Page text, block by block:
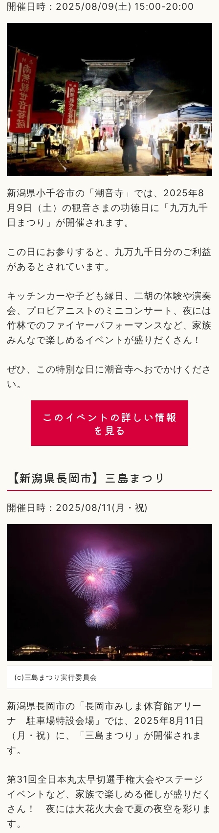
開催日時：2025/08/09(土) 15:00-20:00
新潟県小千谷市の「潮音寺」では、2025年8
月9日（土）の観音さまの功徳日に「九万九千
日まつり」が開催されます。
この日にお参りすると、九万九千日分のご利益
があるとされています。
キッチンカーや子ども縁日、二胡の体験や演奏
会、プロピアニストのミニコンサート、夜には
竹林でのファイヤーパフォーマンスなど、家族
みんなで楽しめるイベントが盛りだくさん！
ぜひ、この特別な日に潮音寺へおでかけくださ
い。
このイベントの詳しい情報
を見る
【新潟県長岡市】三島まつり
開催日時：2025/08/11(月・祝)
(c)三島まつり実行委員会
新潟県長岡市の「長岡市みしま体育館アリー
ナ 駐車場特設会場」では、2025年8月11日
（月・祝）に、「三島まつり」が開催されま
す。
第31回全日本丸太早切選手権大会やステージ
イベントなど、家族で楽しめる催しが盛りだく
さん！ 夜には大花火大会で夏の夜空を彩りま
す。